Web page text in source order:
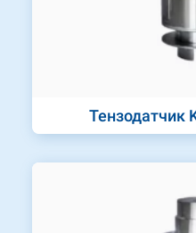
Тензодатчик